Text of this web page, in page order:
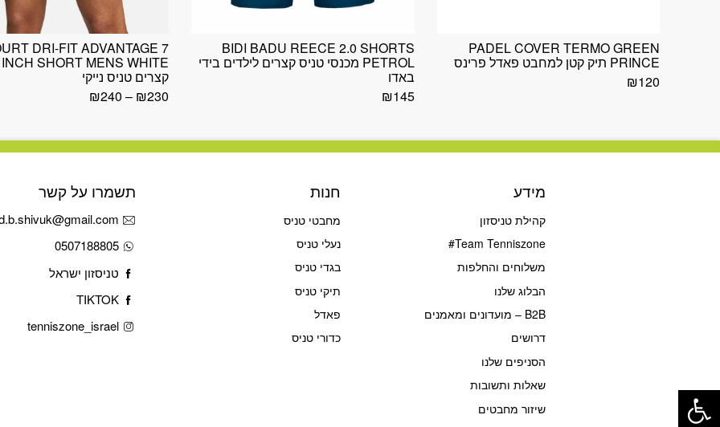
PADEL COVER TERMO GREEN
PRINCE תיק קטן למחבט פאדל פרינס
₪120
BIDI BADU REECE 2.0 SHORTS
PETROL מכנסי טניס קצרים לילדים בידי
באדו
₪145
DRI-FIT ADVANTAGE 7
קצרים טניס נייקי
₪230
–
₪240
מידע
קהילת טניסזון
Team Tenniszone#
משלוחים והחלפות
הבלוג שלנו
B2B – מועדונים ומאמנים
דרושים
הסניפים שלנו
שאלות ותשובות
שיזור מחבטים
חנות
מחבטי טניס
נעלי טניס
בגדי טניס
תיקי טניס
פאדל
כדורי טניס
תשמרו על קשר
0507188805
טניסזון ישראל
TIKTOK
tenniszone_israel
פתח סרגל נגישות